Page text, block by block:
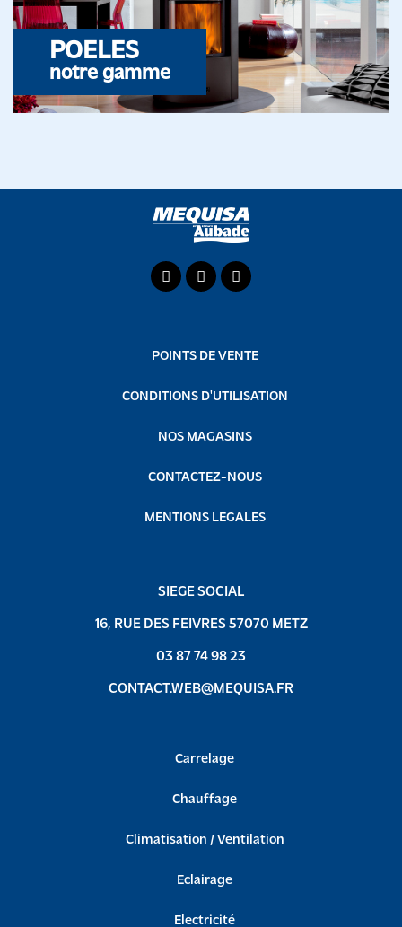
POELES
notre gamme
POINTS DE VENTE
CONDITIONS D'UTILISATION
NOS MAGASINS
CONTACTEZ-NOUS
MENTIONS LEGALES
SIEGE SOCIAL
16, RUE DES FEIVRES 57070 METZ
03 87 74 98 23
CONTACT.WEB@MEQUISA.FR
Carrelage
Chauffage
Climatisation / Ventilation
Eclairage
Electricité